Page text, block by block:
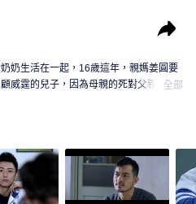
奶生活在一起，16歲這年，親媽姜圓要
威霆的兒子，因為母親的死對父親一直
全部